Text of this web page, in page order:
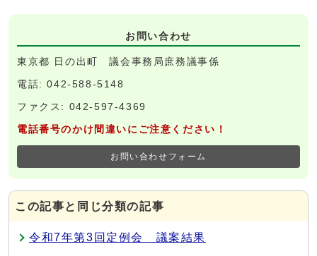
お問い合わせ
東京都 日の出町 議会事務局庶務議事係
電話: 042-588-5148
ファクス: 042-597-4369
電話番号のかけ間違いにご注意ください！
お問い合わせフォーム
この記事と同じ分類の記事
令和7年第3回定例会 議案結果